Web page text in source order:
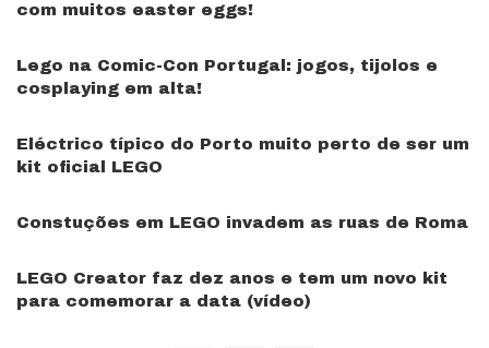
com muitos easter eggs!
Lego na Comic-Con Portugal: jogos, tijolos e
cosplaying em alta!
Eléctrico típico do Porto muito perto de ser um
kit oficial LEGO
Constuções em LEGO invadem as ruas de Roma
LEGO Creator faz dez anos e tem um novo kit
para comemorar a data (vídeo)